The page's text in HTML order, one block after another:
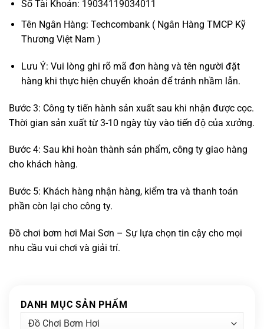
Số Tài Khoản: 19034119034011
Tên Ngân Hàng: Techcombank ( Ngân Hàng TMCP Kỹ
Thương Việt Nam )
Lưu Ý: Vui lòng ghi rõ mã đơn hàng và tên người đặt
hàng khi thực hiện chuyển khoản để tránh nhầm lẫn.
Bước 3: Công ty tiến hành sản xuất sau khi nhận được cọc.
Thời gian sản xuất từ 3-10 ngày tùy vào tiến độ của xưởng.
Bước 4: Sau khi hoàn thành sản phẩm, công ty giao hàng
cho khách hàng.
Bước 5: Khách hàng nhận hàng, kiểm tra và thanh toán
phần còn lại cho công ty.
Đồ chơi bơm hơi Mai Sơn – Sự lựa chọn tin cậy cho mọi
nhu cầu vui chơi và giải trí.
DANH MỤC SẢN PHẨM